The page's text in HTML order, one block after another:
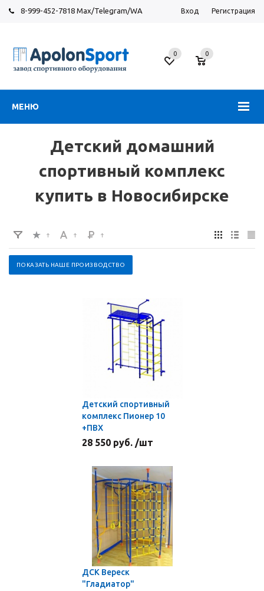
8-999-452-7818 Max/Telegram/WA Вход Регистрация
МЕНЮ
Новосибирск
ул.
0
0
Детский домашний
спортивный комплекс
купить в Новосибирске
ПОКАЗАТЬ НАШЕ ПРОИЗВОДСТВО
Детский спортивный
комплекс Пионер 10
+ПВХ
28 550 руб. /шт
ДСК Вереск
"Гладиатор"